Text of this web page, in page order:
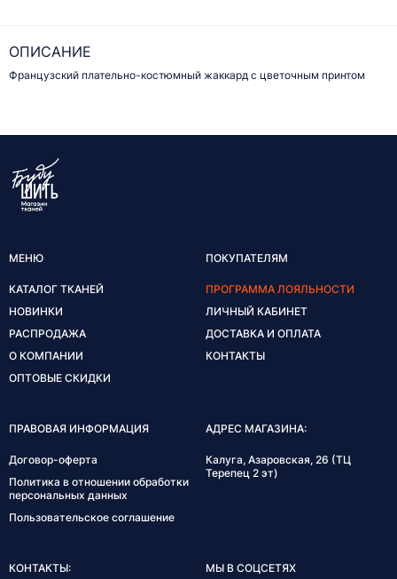
ОПИСАНИЕ
Французский плательно-костюмный жаккард с цветочным принтом
МЕНЮ
КАТАЛОГ ТКАНЕЙ
НОВИНКИ
РАСПРОДАЖА
О КОМПАНИИ
ОПТОВЫЕ СКИДКИ
ПОКУПАТЕЛЯМ
ПРОГРАММА ЛОЯЛЬНОСТИ
ЛИЧНЫЙ КАБИНЕТ
ДОСТАВКА И ОПЛАТА
КОНТАКТЫ
ПРАВОВАЯ ИНФОРМАЦИЯ
Договор-оферта
Политика в отношении обработки
персональных данных
Пользовательское соглашение
АДРЕС МАГАЗИНА:
Калуга, Азаровская, 26 (ТЦ
Терепец 2 эт)
КОНТАКТЫ: МЫ В СОЦСЕТЯХ